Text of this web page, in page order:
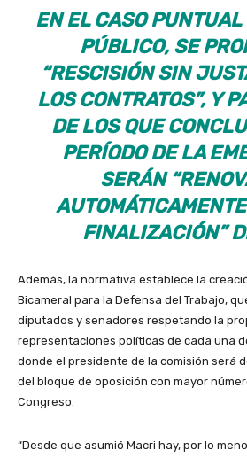
EN EL CASO PUNTUAL
PÚBLICO, SE
“RESCISIÓN SIN
LOS CONTRATOS”, Y
DE LOS QUE
PERÍODO DE LA
SERÁN
FINALIZACIÓN”
Además, la normativa establece la
Bicameral para la Defensa del Trabajo,
diputados y senadores respetando la
representaciones políticas de cada una
donde el presidente de la comisión será
del bloque de oposición con mayor
Congreso.
“Desde que asumió Macri hay, por lo